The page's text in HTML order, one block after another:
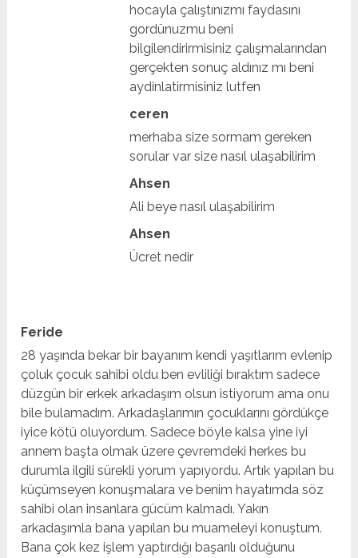
hocayla çalıştınızmı faydasını
gordünuzmu beni
bilgilendirirmisiniz çalışmalarından
gerçekten sonuç aldınız mı beni
aydinlatirmisiniz lutfen
ceren
merhaba size sormam gereken
sorular var size nasıl ulaşabilirim
Ahsen
Ali beye nasıl ulaşabilirim
Ahsen
Ücret nedir
Feride
28 yaşında bekar bir bayanım kendi yaşıtlarım evlenip
çoluk çocuk sahibi oldu ben evliliği bıraktım sadece
düzgün bir erkek arkadaşım olsun istiyorum ama onu
bile bulamadım. Arkadaşlarımın çocuklarını gördükçe
iyice kötü oluyordum. Sadece böyle kalsa yine iyi
annem başta olmak üzere çevremdeki herkes bu
durumla ilgili sürekli yorum yapıyordu. Artık yapılan bu
küçümseyen konuşmalara ve benim hayatımda söz
sahibi olan insanlara gücüm kalmadı. Yakın
arkadaşımla bana yapılan bu muameleyi konuştum.
Bana çok kez işlem yaptırdığı başarılı olduğunu